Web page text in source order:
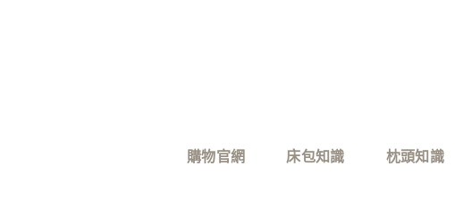
購物官網 床包知識 枕頭知識